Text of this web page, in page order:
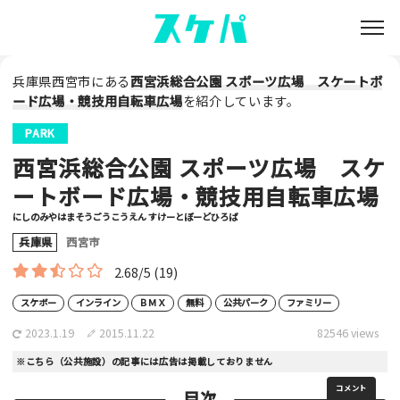
兵庫県西宮市にある西宮浜総合公園 スポーツ広場 スケートボ
ード広場・競技用自転車広場を紹介しています。
PARK
西宮浜総合公園 スポーツ広場 スケ
ートボード広場・競技用自転車広場
にしのみやはまそうごうこうえん すけーとぼーどひろば
兵庫県 西宮市
2.68/5 (19)
スケボー インライン ＢＭＸ 無料 公共パーク ファミリー
2023.1.19 2015.11.22 82546 views
※こちら（公共施設）の記事には広告は掲載しておりません
コメント